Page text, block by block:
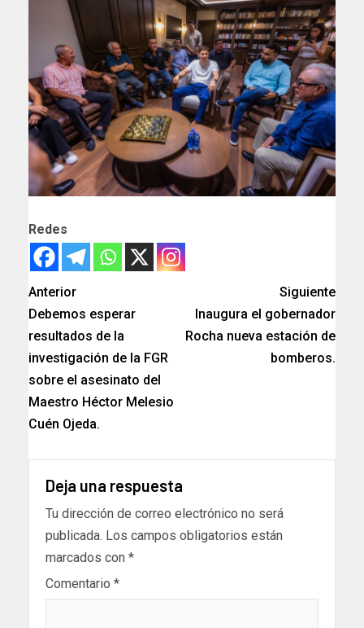
Redes
Anterior
Debemos esperar
resultados de la
investigación de la FGR
sobre el asesinato del
Maestro Héctor Melesio
Cuén Ojeda.
Siguiente
Inaugura el gobernador
Rocha nueva estación de
bomberos.
Deja una respuesta
Tu dirección de correo electrónico no será
publicada. Los campos obligatorios están
marcados con *
Comentario *